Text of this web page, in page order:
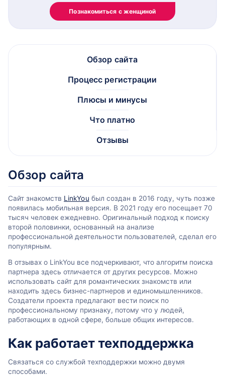
Познакомиться с женщиной
Обзор сайта
Процесс регистрации
Плюсы и минусы
Что платно
Отзывы
Обзор сайта
Сайт знакомств LinkYou был создан в 2016 году, чуть позже
появилась мобильная версия. В 2021 году его посещает 70
тысяч человек ежедневно. Оригинальный подход к поиску
второй половинки, основанный на анализе
профессиональной деятельности пользователей, сделал его
популярным.
В отзывах о LinkYou все подчеркивают, что алгоритм поиска
партнера здесь отличается от других ресурсов. Можно
использовать сайт для романтических знакомств или
находить здесь бизнес-партнеров и единомышленников.
Создатели проекта предлагают вести поиск по
профессиональному признаку, потому что у людей,
работающих в одной сфере, больше общих интересов.
Как работает техподдержка
Связаться со службой техподдержки можно двумя
способами.